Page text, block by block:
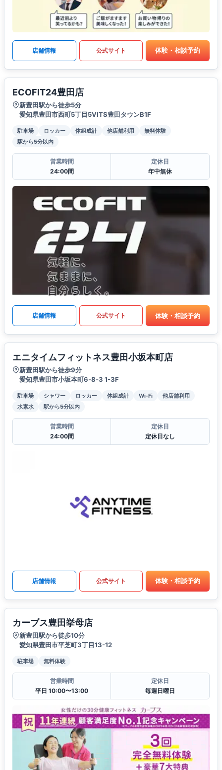
店舗情報 公式サイト 体験・相談予約
ECOFIT24豊田店
新豊田駅から徒歩5分
愛知県豊田市西町5丁目5VITS豊田タウンB1F
駐車場 ロッカー 体組成計 他店舗利用
無料体験
駅から5分以内
営業時間
24:00間
定休日
年中無休
店舗情報 公式サイト 体験・相談予約
エニタイムフィットネス豊田小坂本町店
新豊田駅から徒歩9分
愛知県豊田市小坂本町6‐8‐3 1-3F
駐車場 シャワー ロッカー 体組成計 Wi-Fi
他店舗利用
水素水
駅から5分以内
営業時間
24:00間
定休日
定休日なし
店舗情報 公式サイト 体験・相談予約
カーブス豊田挙母店
新豊田駅から徒歩10分
愛知県豊田市平芝町3丁目13-12
駐車場 無料体験
営業時間
平日 10:00〜13:00
定休日
毎週日曜日